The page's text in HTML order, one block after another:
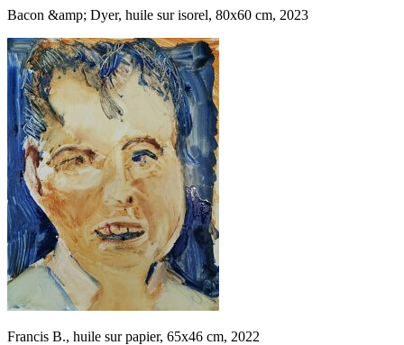
Bacon &amp; Dyer, huile sur isorel, 80x60 cm, 2023
Francis B., huile sur papier, 65x46 cm, 2022